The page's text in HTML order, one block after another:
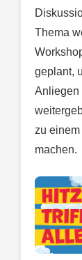
Thema
geplant,
Anliegen
zu
machen.